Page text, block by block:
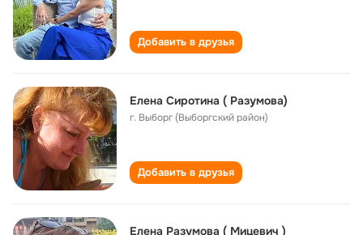
Добавить в друзья
Елена Сиротина ( Разумова)
г. Выборг (Выборгский район)
Добавить в друзья
Елена Разумова ( Мицевич )